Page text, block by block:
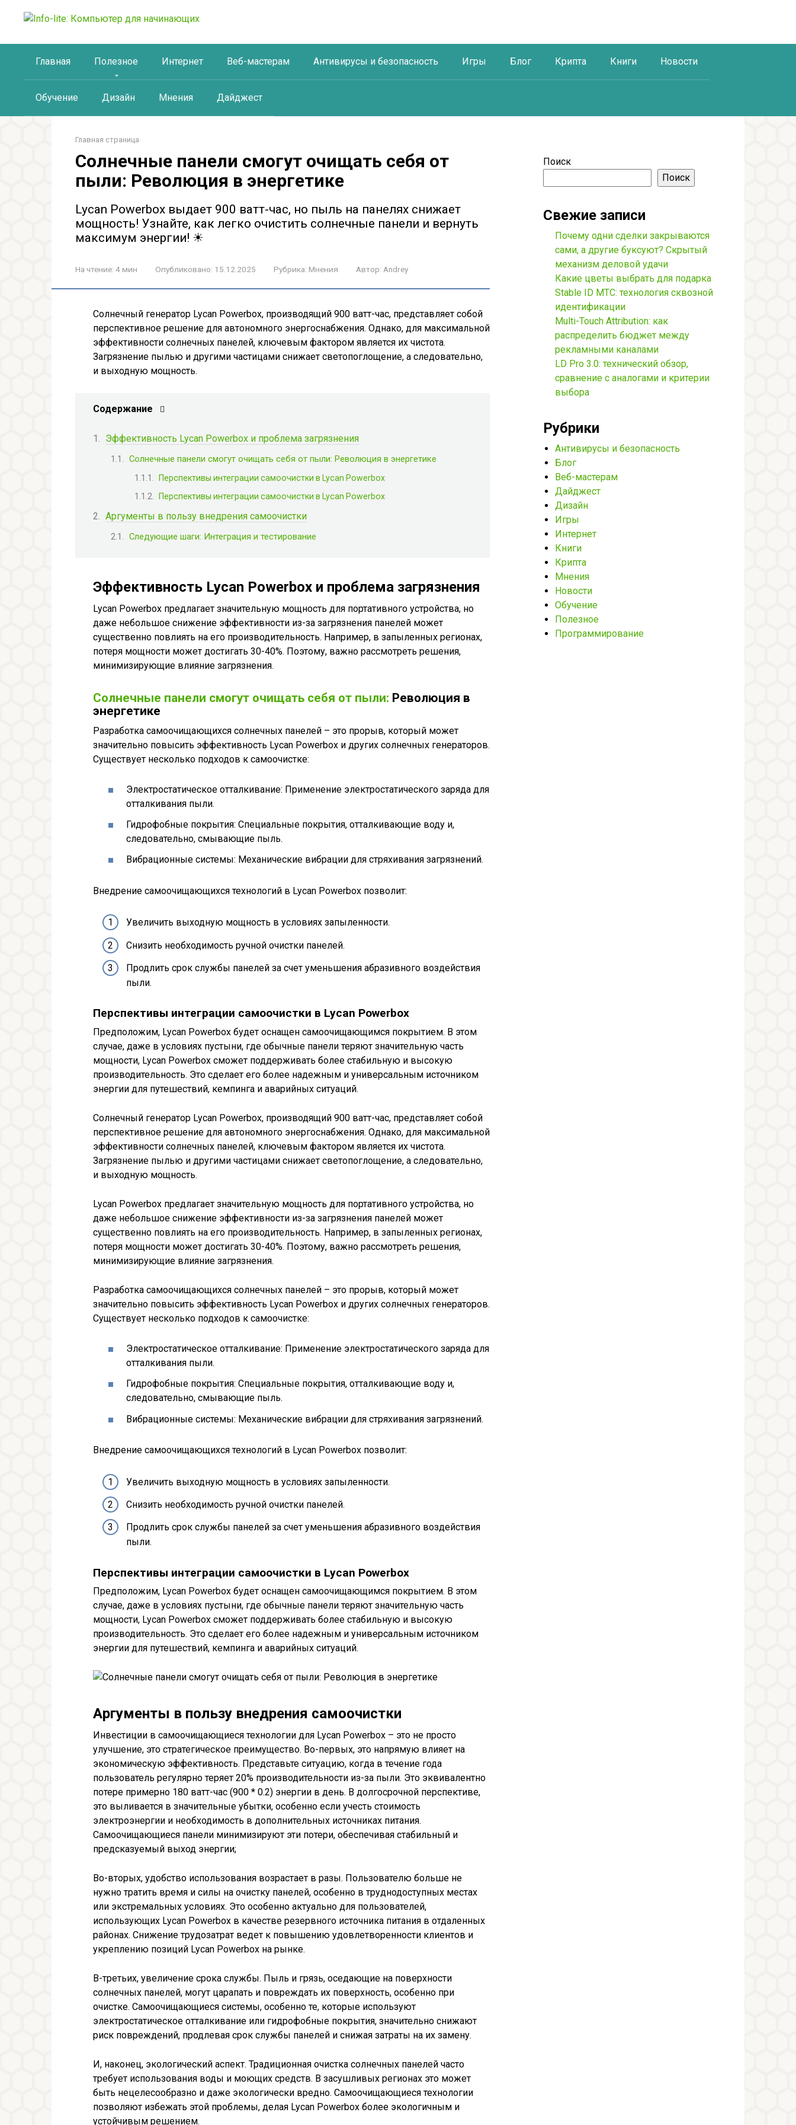
Главная Полезное Интернет Веб-мастерам Антивирусы и безопасность Игры Блог Крипта Книги Новости
Обучение Дизайн Мнения Дайджест
Главная страница
Солнечные панели смогут очищать себя от
пыли: Революция в энергетике
Lycan Powerbox выдает 900 ватт-час, но пыль на панелях снижает
мощность! Узнайте, как легко очистить солнечные панели и вернуть
максимум энергии! ☀
На чтение: 4 мин Опубликовано: 15.12.2025 Рубрика: Мнения Автор: Andrey
Солнечный генератор Lycan Powerbox, производящий 900 ватт-час, представляет собой
перспективное решение для автономного энергоснабжения. Однако, для максимальной
эффективности солнечных панелей, ключевым фактором является их чистота.
Загрязнение пылью и другими частицами снижает светопоглощение, а следовательно,
и выходную мощность.
Содержание
Эффективность Lycan Powerbox и проблема загрязнения
Солнечные панели смогут очищать себя от пыли: Революция в энергетике
Перспективы интеграции самоочистки в Lycan Powerbox
Перспективы интеграции самоочистки в Lycan Powerbox
Аргументы в пользу внедрения самоочистки
Следующие шаги: Интеграция и тестирование
Эффективность Lycan Powerbox и проблема загрязнения
Lycan Powerbox предлагает значительную мощность для портативного устройства, но
даже небольшое снижение эффективности из-за загрязнения панелей может
существенно повлиять на его производительность. Например, в запыленных регионах,
потеря мощности может достигать 30-40%. Поэтому, важно рассмотреть решения,
минимизирующие влияние загрязнения.
Солнечные панели смогут очищать себя от пыли: Революция в
энергетике
Разработка самоочищающихся солнечных панелей – это прорыв, который может
значительно повысить эффективность Lycan Powerbox и других солнечных генераторов.
Существует несколько подходов к самоочистке:
Электростатическое отталкивание: Применение электростатического заряда для
отталкивания пыли.
Гидрофобные покрытия: Специальные покрытия, отталкивающие воду и,
следовательно, смывающие пыль.
Вибрационные системы: Механические вибрации для стряхивания загрязнений.
Внедрение самоочищающихся технологий в Lycan Powerbox позволит:
Увеличить выходную мощность в условиях запыленности.
Снизить необходимость ручной очистки панелей.
Продлить срок службы панелей за счет уменьшения абразивного воздействия
пыли.
Перспективы интеграции самоочистки в Lycan Powerbox
Предположим, Lycan Powerbox будет оснащен самоочищающимся покрытием. В этом
случае, даже в условиях пустыни, где обычные панели теряют значительную часть
мощности, Lycan Powerbox сможет поддерживать более стабильную и высокую
производительность. Это сделает его более надежным и универсальным источником
энергии для путешествий, кемпинга и аварийных ситуаций.
Солнечный генератор Lycan Powerbox, производящий 900 ватт-час, представляет собой
перспективное решение для автономного энергоснабжения. Однако, для максимальной
эффективности солнечных панелей, ключевым фактором является их чистота.
Загрязнение пылью и другими частицами снижает светопоглощение, а следовательно,
и выходную мощность.
Lycan Powerbox предлагает значительную мощность для портативного устройства, но
даже небольшое снижение эффективности из-за загрязнения панелей может
существенно повлиять на его производительность. Например, в запыленных регионах,
потеря мощности может достигать 30-40%. Поэтому, важно рассмотреть решения,
минимизирующие влияние загрязнения.
Разработка самоочищающихся солнечных панелей – это прорыв, который может
значительно повысить эффективность Lycan Powerbox и других солнечных генераторов.
Существует несколько подходов к самоочистке:
Электростатическое отталкивание: Применение электростатического заряда для
отталкивания пыли.
Гидрофобные покрытия: Специальные покрытия, отталкивающие воду и,
следовательно, смывающие пыль.
Вибрационные системы: Механические вибрации для стряхивания загрязнений.
Внедрение самоочищающихся технологий в Lycan Powerbox позволит:
Увеличить выходную мощность в условиях запыленности.
Снизить необходимость ручной очистки панелей.
Продлить срок службы панелей за счет уменьшения абразивного воздействия
пыли.
Перспективы интеграции самоочистки в Lycan Powerbox
Предположим, Lycan Powerbox будет оснащен самоочищающимся покрытием. В этом
случае, даже в условиях пустыни, где обычные панели теряют значительную часть
мощности, Lycan Powerbox сможет поддерживать более стабильную и высокую
производительность. Это сделает его более надежным и универсальным источником
энергии для путешествий, кемпинга и аварийных ситуаций.
Аргументы в пользу внедрения самоочистки
Инвестиции в самоочищающиеся технологии для Lycan Powerbox – это не просто
улучшение, это стратегическое преимущество. Во-первых, это напрямую влияет на
экономическую эффективность. Представьте ситуацию, когда в течение года
пользователь регулярно теряет 20% производительности из-за пыли. Это эквивалентно
потере примерно 180 ватт-час (900 * 0.2) энергии в день. В долгосрочной перспективе,
это выливается в значительные убытки, особенно если учесть стоимость
электроэнергии и необходимость в дополнительных источниках питания.
Самоочищающиеся панели минимизируют эти потери, обеспечивая стабильный и
предсказуемый выход энергии;
Во-вторых, удобство использования возрастает в разы. Пользователю больше не
нужно тратить время и силы на очистку панелей, особенно в труднодоступных местах
или экстремальных условиях. Это особенно актуально для пользователей,
использующих Lycan Powerbox в качестве резервного источника питания в отдаленных
районах. Снижение трудозатрат ведет к повышению удовлетворенности клиентов и
укреплению позиций Lycan Powerbox на рынке.
В-третьих, увеличение срока службы. Пыль и грязь, оседающие на поверхности
солнечных панелей, могут царапать и повреждать их поверхность, особенно при
очистке. Самоочищающиеся системы, особенно те, которые используют
электростатическое отталкивание или гидрофобные покрытия, значительно снижают
риск повреждений, продлевая срок службы панелей и снижая затраты на их замену.
И, наконец, экологический аспект. Традиционная очистка солнечных панелей часто
требует использования воды и моющих средств. В засушливых регионах это может
быть нецелесообразно и даже экологически вредно. Самоочищающиеся технологии
позволяют избежать этой проблемы, делая Lycan Powerbox более экологичным и
устойчивым решением.
Поиск
Поиск
Свежие записи
Почему одни сделки закрываются
сами, а другие буксуют? Скрытый
механизм деловой удачи
Какие цветы выбрать для подарка
Stable ID МТС: технология сквозной
идентификации
Multi-Touch Attribution: как
распределить бюджет между
рекламными каналами
LD Pro 3.0: технический обзор,
сравнение с аналогами и критерии
выбора
Рубрики
Антивирусы и безопасность
Блог
Веб-мастерам
Дайджест
Дизайн
Игры
Интернет
Книги
Крипта
Мнения
Новости
Обучение
Полезное
Программирование